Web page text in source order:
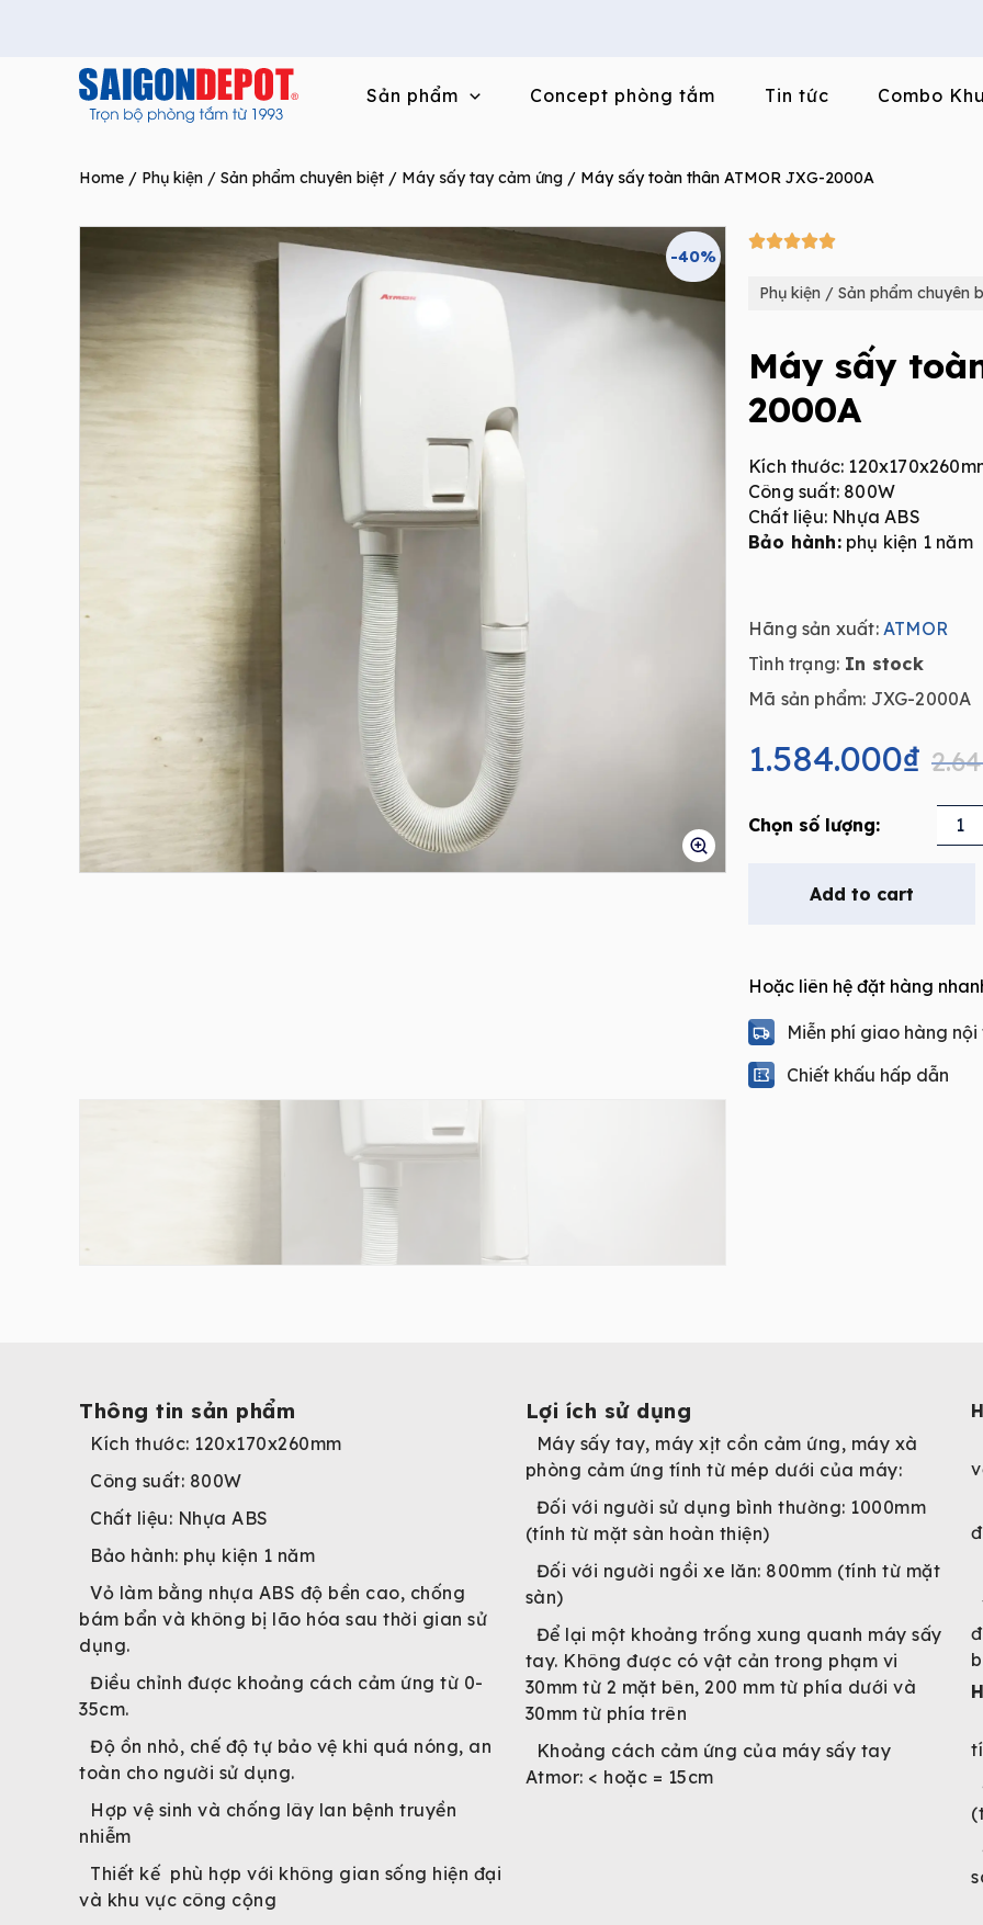
Sản phẩm
Concept phòng tắm Tin tức Combo
Home / Phụ kiện / Sản phẩm chuyên biệt / Máy sấy tay cảm ứng / Máy sấy toàn thân ATMOR JXG-2000A
-40%
5/5
Phụ kiện / Sản phẩm chuyên
Máy sấy
2000A
Kích thước:
Công suất: 800W
Chất liệu: Nhựa ABS
Bảo hành:phụ kiện 1 năm
Hãng sản xuất:ATMOR
Tình trạng: In stock
Mã sản phẩm: JXG-2000A
price
was:
2.640.000₫.
1.584.000₫
price
is:
1.584.000₫.
thân
2000A
Add to cart
Hoặc liên hệ đặt hàng
Miễn phí giao hàng nội
Chiết khấu hấp dẫn
Thông tin sản phẩm
Kích thước: 120x170x260mm
Công suất: 800W
Chất liệu: Nhựa ABS
Bảo hành: phụ kiện 1 năm
Vỏ làm bằng nhựa ABS độ bền cao, chống
bám bẩn và không bị lão hóa sau thời gian sử
dụng.
Điều chỉnh được khoảng cách cảm ứng từ 0-
35cm.
Độ ồn nhỏ, chế độ tự bảo vệ khi quá nóng, an
toàn cho người sử dụng.
Hợp vệ sinh và chống lây lan bệnh truyền
nhiễm
Thiết kế phù hợp với không gian sống hiện đại
và khu vực công cộng
Lợi ích sử dụng
Máy sấy tay, máy xịt cồn cảm ứng, máy xà
phòng cảm ứng tính từ mép dưới của máy:
Đối với người sử dụng bình thường: 1000mm
(tính từ mặt sàn hoàn thiện)
Đối với người ngồi xe lăn: 800mm (tính từ mặt
sàn)
Để lại một khoảng trống xung quanh máy sấy
tay. Không được có vật cản trong phạm vi
30mm từ 2 mặt bên, 200 mm từ phía dưới và
30mm từ phía trên
Khoảng cách cảm ứng của máy sấy tay
Atmor: < hoặc = 15cm